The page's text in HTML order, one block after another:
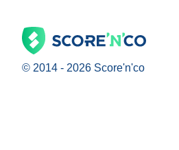
© 2014 - 2026 Score'n'co